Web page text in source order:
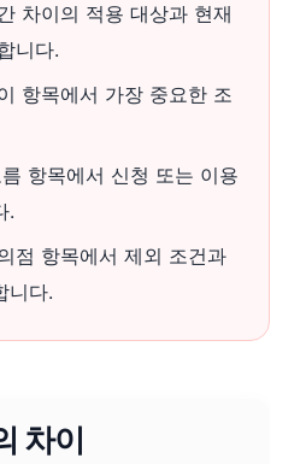
차이의 적용 대상과 현재
니다.
항목에서 가장 중요한 조
항목에서 신청 또는 이용
.
점 항목에서 제외 조건과
니다.
차이